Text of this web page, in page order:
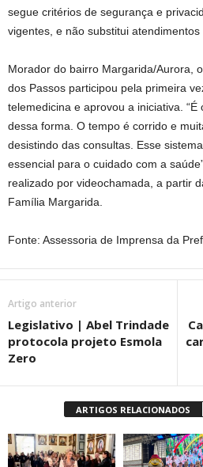
segue critérios de segurança e
vigentes, e não substitui
Morador do bairro Margarida/Aurora,
dos Passos participou pela primeira
telemedicina e aprovou a iniciativa.
dessa forma. O tempo é corrido e
desistindo das consultas. Esse
essencial para o cuidado com a
realizado por videochamada, a partir
Família Margarida.
Fonte: Assessoria de Imprensa da
Artigo anterior
Legislativo | Abel Trindade
protocola projeto Esmola
Zero
ARTIGOS RELACIONADOS